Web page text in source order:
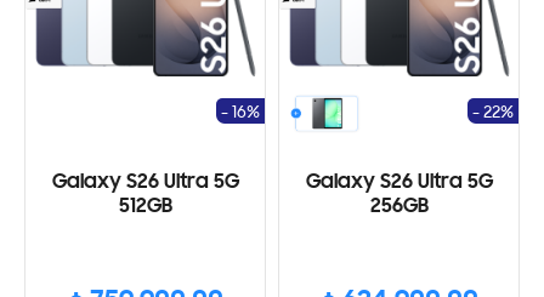
Galaxy S26 Ultra 5G
512GB
- 16%
Galaxy S26 Ultra 5G
256GB
- 22%